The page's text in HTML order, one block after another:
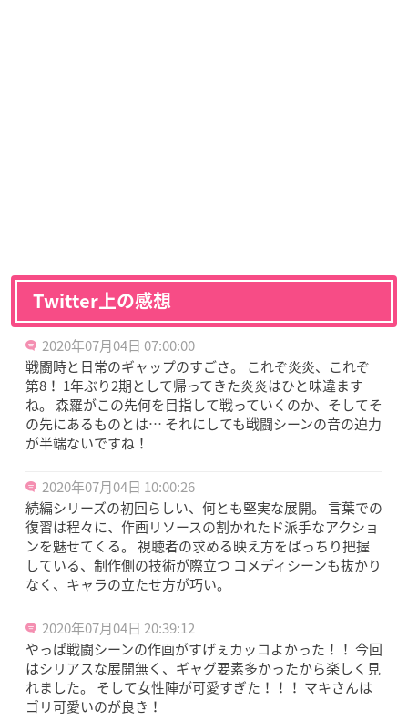
Twitter上の感想
2020年07月04日 07:00:00
戦闘時と日常のギャップのすごさ。 これぞ炎炎、これぞ
第8！ 1年ぶり2期として帰ってきた炎炎はひと味違ます
ね。 森羅がこの先何を目指して戦っていくのか、そしてそ
の先にあるものとは… それにしても戦闘シーンの音の迫力
が半端ないですね！
2020年07月04日 10:00:26
続編シリーズの初回らしい、何とも堅実な展開。 言葉での
復習は程々に、作画リソースの割かれたド派手なアクショ
ンを魅せてくる。 視聴者の求める映え方をばっちり把握
している、制作側の技術が際立つ コメディシーンも抜かり
なく、キャラの立たせ方が巧い。
2020年07月04日 20:39:12
やっぱ戦闘シーンの作画がすげぇカッコよかった！！ 今回
はシリアスな展開無く、ギャグ要素多かったから楽しく見
れました。 そして女性陣が可愛すぎた！！！ マキさんは
ゴリ可愛いのが良き！